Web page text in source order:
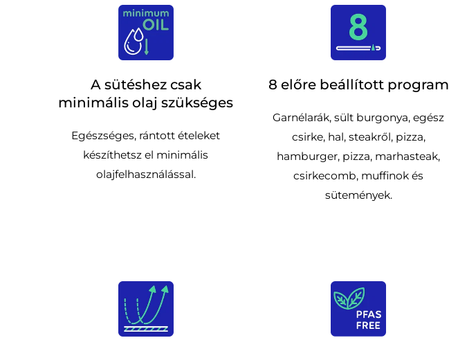
A sütéshez csak
minimális olaj szükséges
Egészséges, rántott ételeket
készíthetsz el minimális
olajfelhasználással.
8 előre beállított program
Garnélarák, sült burgonya, egész
csirke, hal, steakről, pizza,
hamburger, pizza, marhasteak,
csirkecomb, muffinok és
sütemények.